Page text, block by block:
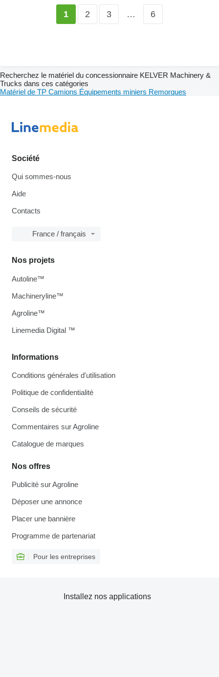
1 2 3 … 6
Recherchez le matériel du concessionnaire KELVER Machinery &
Trucks dans ces catégories
Matériel de TP Camions Équipements miniers Remorques
Société
Qui sommes-nous
Aide
Contacts
France / français
Informations
Conditions générales d'utilisation
Politique de confidentialité
Conseils de sécurité
Commentaires sur Agroline
Catalogue de marques
Nos offres
Publicité sur Agroline
Déposer une annonce
Placer une bannière
Programme de partenariat
Pour les entreprises
Nos projets
Autoline™
Machineryline™
Agroline™
Linemedia Digital ™
Installez nos applications